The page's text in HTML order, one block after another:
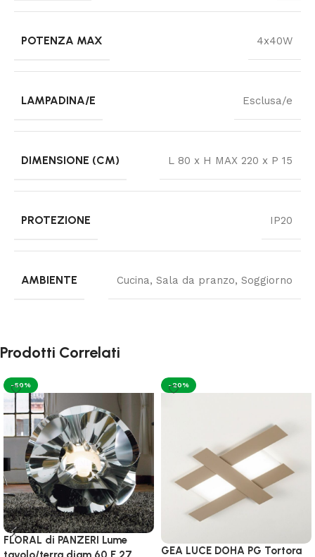
POTENZA MAX 4x40W
LAMPADINA/E Esclusa/e
DIMENSIONE (CM) L 80 x H MAX 220 x P 15
PROTEZIONE IP20
AMBIENTE Cucina, Sala da pranzo, Soggiorno
Prodotti Correlati
-50%
FLORAL di PANZERI Lume
-20%
GEA LUCE DOHA PG Tortora